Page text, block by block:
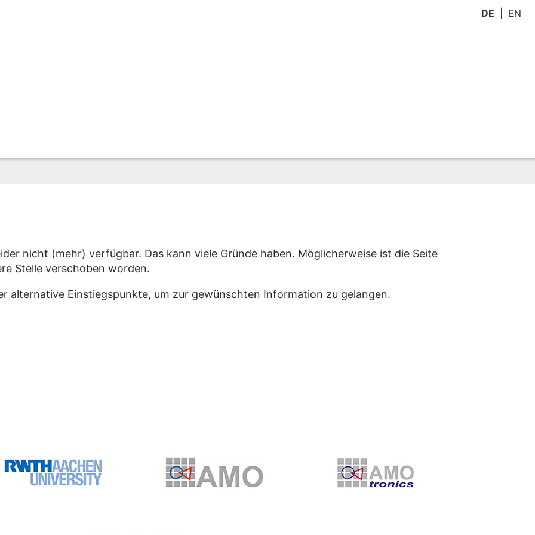
DE EN
nicht (mehr) verfügbar. Das kann viele Gründe haben. Möglicherweise ist die Seite
Stelle verschoben worden.
alternative Einstiegspunkte, um zur gewünschten Information zu gelangen.